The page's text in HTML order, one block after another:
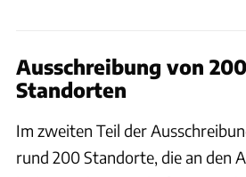
Ausschreibung von
Standorten
Im zweiten Teil der
rund 200 Standorte, die an den